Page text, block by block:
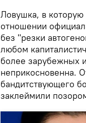
Ловушка, в которую
отношении
без "резки
любом
более зарубежных
неприкосновенна.
бандитствующего
заклеймили